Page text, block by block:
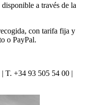
a través de la
con tarifa fija y
o PayPal.
T. +34 93 505 54 00 |